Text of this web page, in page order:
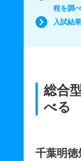
程を調
入試結
総合
べる
千葉明徳